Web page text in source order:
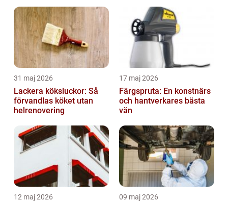
31 maj 2026
Lackera köksluckor: Så
förvandlas köket utan
helrenovering
17 maj 2026
Färgspruta: En konstnärs
och hantverkares bästa
vän
12 maj 2026 09 maj 2026